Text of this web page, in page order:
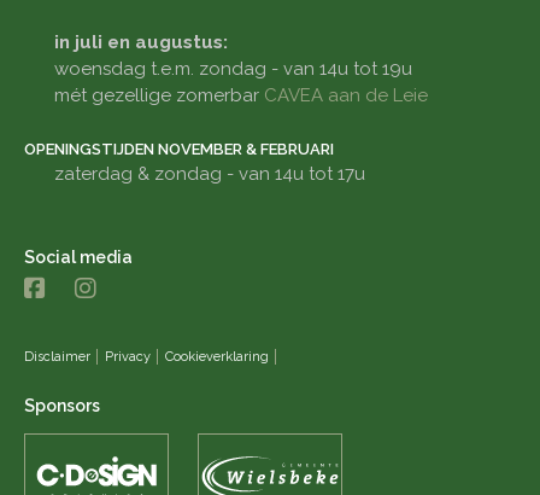
in juli en augustus:
woensdag t.e.m. zondag - van 14u tot 19u
mét gezellige zomerbar CAVEA aan de Leie
OPENINGSTIJDEN NOVEMBER & FEBRUARI
zaterdag & zondag - van 14u tot 17u
Social media
Disclaimer Privacy Cookieverklaring
Sponsors